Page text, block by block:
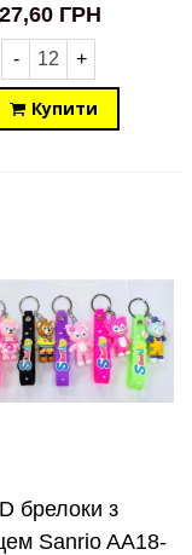
27,60 ГРН
- +
Купити
брелоки з
Sanrio AA18-